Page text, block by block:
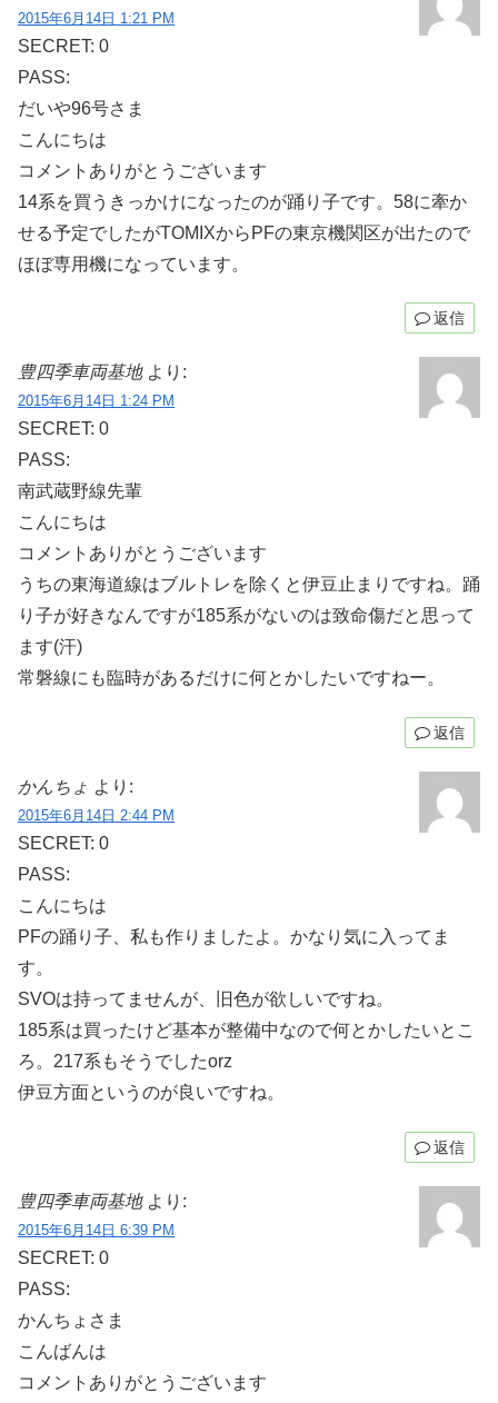
2015年6月14日 1:21 PM
SECRET: 0
PASS:
だいや96号さま
こんにちは
コメントありがとうございます
14系を買うきっかけになったのが踊り子です。58に牽か
せる予定でしたがTOMIXからPFの東京機関区が出たので
ほぼ専用機になっています。
返信
豊四季車両基地 より:
2015年6月14日 1:24 PM
SECRET: 0
PASS:
南武蔵野線先輩
こんにちは
コメントありがとうございます
うちの東海道線はブルトレを除くと伊豆止まりですね。踊
り子が好きなんですが185系がないのは致命傷だと思って
ます(汗)
常磐線にも臨時があるだけに何とかしたいですねー。
返信
かんちょ より:
2015年6月14日 2:44 PM
SECRET: 0
PASS:
こんにちは
PFの踊り子、私も作りましたよ。かなり気に入ってま
す。
SVOは持ってませんが、旧色が欲しいですね。
185系は買ったけど基本が整備中なので何とかしたいとこ
ろ。217系もそうでしたorz
伊豆方面というのが良いですね。
返信
豊四季車両基地 より:
2015年6月14日 6:39 PM
SECRET: 0
PASS:
かんちょさま
こんばんは
コメントありがとうございます